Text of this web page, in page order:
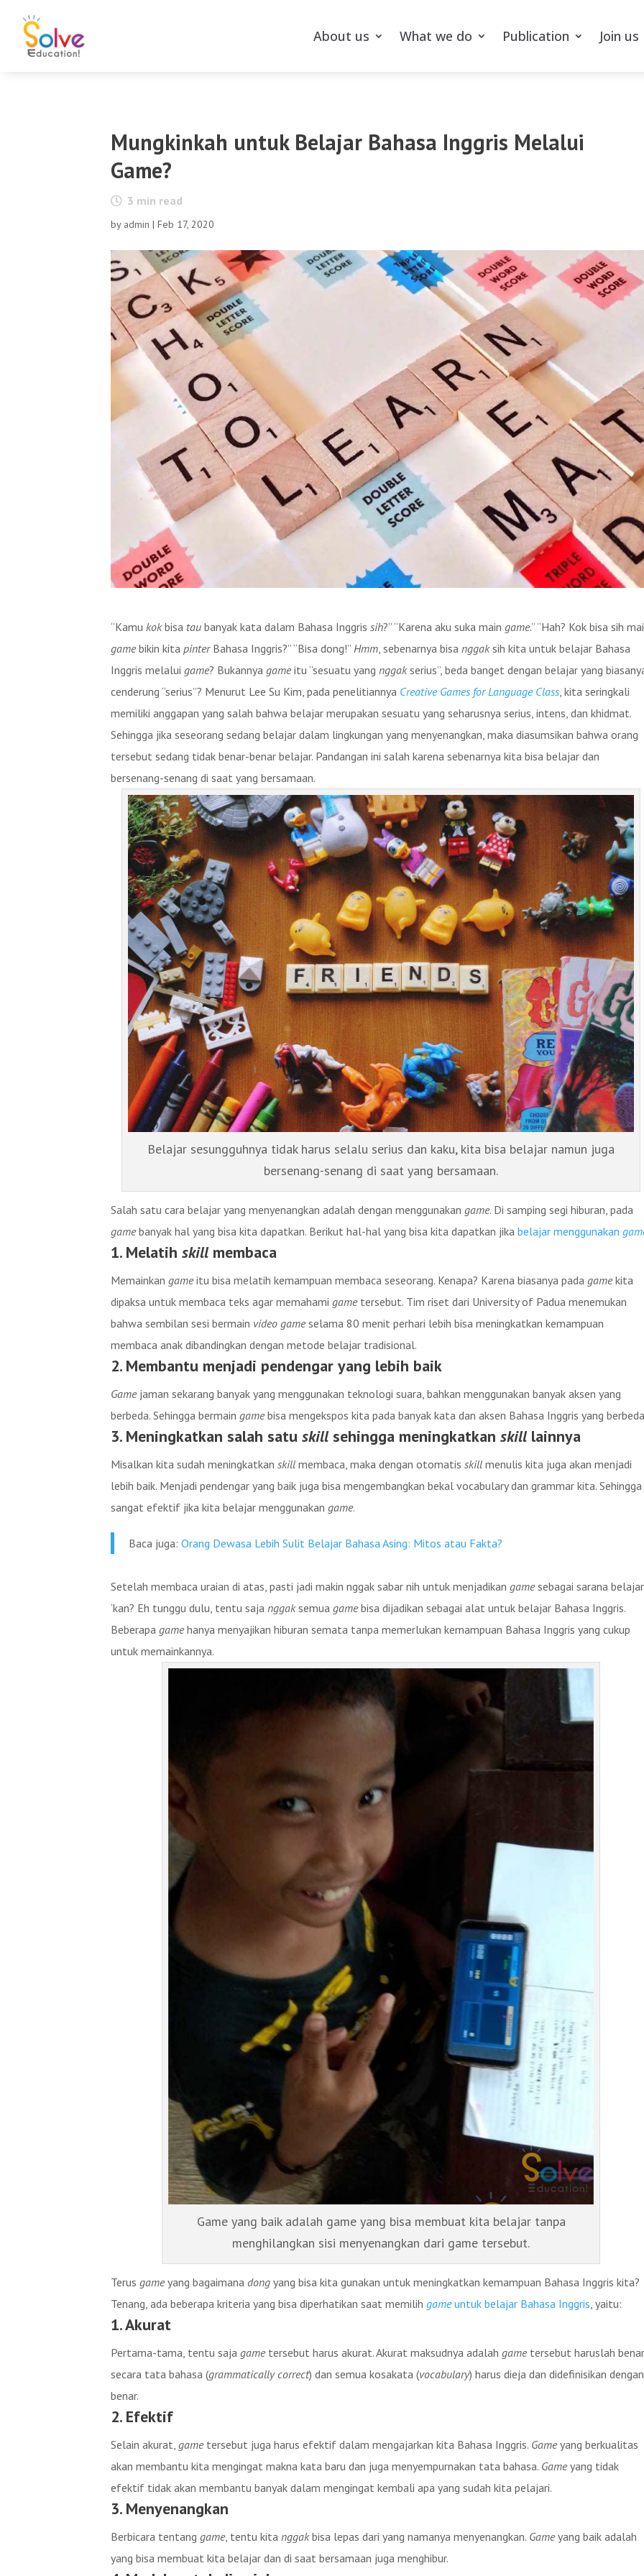
About us What we do Publication Join us
Mungkinkah untuk Belajar Bahasa Inggris Melalui
Game?
3 min read
by admin |Feb 17, 2020
“Kamu kokbisa taubanyak kata dalam Bahasa Inggrissih?” “Karena aku suka maingame.” “Hah? Kok bisa sih
gamebikin kita pinter Bahasa Inggris?” “Bisa dong!” Hmm , sebenarnya bisa nggaksih kita untuk belajar Bahasa
Inggris melaluigame? Bukannyagameitu “sesuatu yang nggakserius”, beda banget dengan belajar yang
cenderung “serius”? Menurut Lee Su Kim, pada penelitiannya Creative Games for Language Class , kita seringkali
memiliki anggapan yang salah bahwa belajar merupakan sesuatu yang seharusnya serius, intens, dan khidmat.
Sehingga jika seseorang sedang belajar dalam lingkungan yang menyenangkan, maka diasumsikan bahwa orang
tersebut sedang tidak benar-benar belajar. Pandangan ini salah karena sebenarnya kita bisa belajar dan
bersenang-senang di saat yang bersamaan.
Belajar sesungguhnya tidak harus selalu serius dan kaku, kita bisa belajar namun juga
bersenang-senang di saat yang bersamaan.
Salah satu cara belajar yang menyenangkan adalah dengan menggunakangame. Di samping segi hiburan, pada
gamebanyak hal yang bisa kita dapatkan. Berikut hal-hal yang bisa kita dapatkan jikabelajar menggunakan
1. Melatihskillmembaca
Memainkangameitu bisa melatih kemampuan membaca seseorang. Kenapa? Karena biasanya padagamekita
dipaksa untuk membaca teks agar memahamigametersebut. Tim riset dari University of Padua menemukan
bahwa sembilan sesi bermain video gameselama 80 menit perhari lebih bisa meningkatkan kemampuan
membaca anak dibandingkan dengan metode belajar tradisional.
2. Membantu menjadi pendengar yang lebih baik
Gamejaman sekarang banyak yang menggunakan teknologi suara, bahkan menggunakan banyak aksen yang
berbeda. Sehingga bermain gamebisa mengekspos kita pada banyak kata dan aksen Bahasa Inggris yang
3. Meningkatkan salah satuskill sehingga meningkatkanskill lainnya
Misalkan kita sudah meningkatkanskillmembaca, maka dengan otomatisskillmenulis kita juga akan menjadi
lebih baik. Menjadi pendengar yang baik juga bisa mengembangkan bekal vocabulary dan grammar kita. Sehingga
sangat efektif jika kita belajar menggunakangame.
Baca juga:Orang Dewasa Lebih Sulit Belajar Bahasa Asing: Mitos atau Fakta?
Setelah membaca uraian di atas, pasti jadi makin nggak sabar nih untuk menjadikangamesebagai sarana belajar
‘kan? Eh tunggu dulu, tentu saja nggaksemuagamebisa dijadikan sebagai alat untuk belajar Bahasa Inggris.
Beberapagamehanya menyajikan hiburan semata tanpa memerlukan kemampuan Bahasa Inggris yang cukup
untuk memainkannya.
Game yang baik adalah game yang bisa membuat kita belajar tanpa
menghilangkan sisi menyenangkan dari game tersebut.
Terusgameyang bagaimanadong yang bisa kita gunakan untuk meningkatkan kemampuan Bahasa Inggris kita?
Tenang, ada beberapa kriteria yang bisa diperhatikan saat memilihgameuntuk belajar Bahasa Inggris, yaitu:
1.Akurat
Pertama-tama, tentu sajagame tersebut harus akurat. Akurat maksudnya adalahgame tersebut haruslah
secara tata bahasa (grammatically correct) dan semua kosakata (vocabulary) harus dieja dan didefinisikan dengan
benar.
2. Efektif
Selain akurat,gametersebut juga harus efektif dalam mengajarkan kita Bahasa Inggris. Gameyang berkualitas
akan membantu kita mengingat makna kata baru dan juga menyempurnakan tata bahasa. Gameyang tidak
efektif tidak akan membantu banyak dalam mengingat kembali apa yang sudah kita pelajari.
3. Menyenangkan
Berbicara tentanggame, tentu kitanggakbisa lepas dari yang namanya menyenangkan. Gameyang baik adalah
yang bisa membuat kita belajar dan di saat bersamaan juga menghibur.